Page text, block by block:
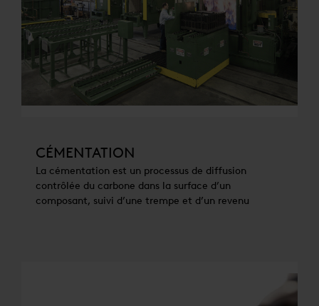
CÉMENTATION
La cémentation est un processus de diffusion
contrôlée du carbone dans la surface d’un
composant, suivi d’une trempe et d’un revenu